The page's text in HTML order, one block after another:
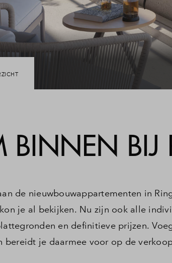
Contact
BINNEN BIJ
de nieuwbouwappartementen in
je al bekijken. Nu zijn ook alle
en definitieve prijzen.
bereidt je daarmee voor op de